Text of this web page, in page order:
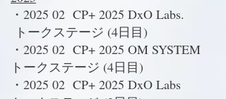
・2025 02 CP+ 2025 DxO Labs.
トークステージ (4日目)
・2025 02 CP+ 2025 OM SYSTEM
トークステージ (4日目)
​・2025 02 CP+ 2025 DxO Labs